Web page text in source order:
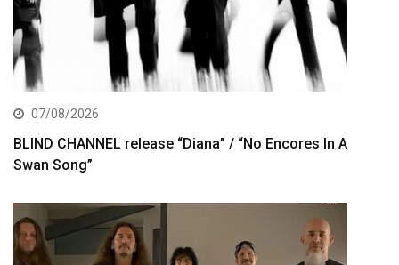
07/08/2026
BLIND CHANNEL release “Diana” / “No Encores In A
Swan Song”